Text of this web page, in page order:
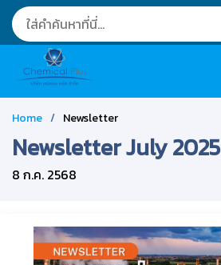
Home Newsletter
Newsletter July 2025
8 ก.ค. 2568